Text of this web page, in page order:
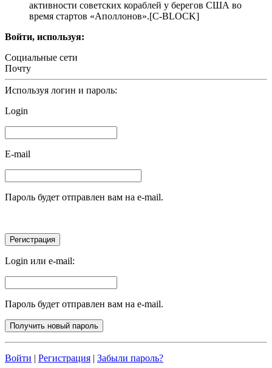
активности советских кораблей у берегов США во
время стартов «Аполлонов».[С-BLOCK]
Войти, используя:
Социальные сети
Почту
Используя логин и пароль:
Login
E-mail
Пароль будет отправлен вам на e-mail.
Login или e-mail:
Пароль будет отправлен вам на e-mail.
Войти | Регистрация | Забыли пароль?